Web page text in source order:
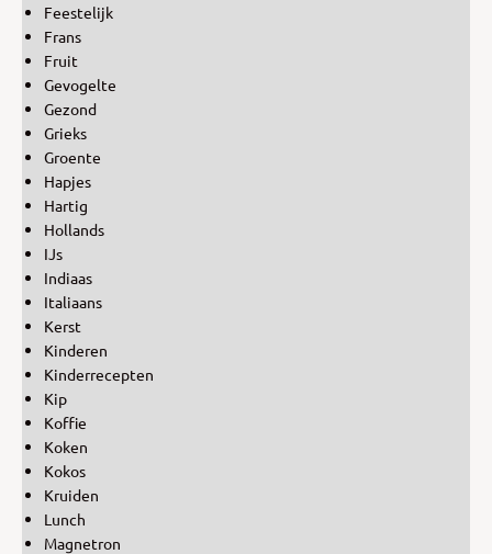
Feestelijk
Frans
Fruit
Gevogelte
Gezond
Grieks
Groente
Hapjes
Hartig
Hollands
IJs
Indiaas
Italiaans
Kerst
Kinderen
Kinderrecepten
Kip
Koffie
Koken
Kokos
Kruiden
Lunch
Magnetron